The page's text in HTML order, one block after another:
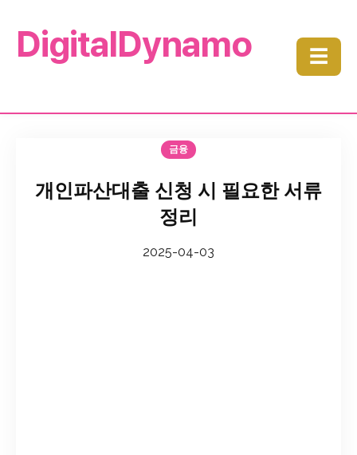
DigitalDynamo ☰
금융
개인파산대출 신청 시 필요한 서류
정리
2025-04-03